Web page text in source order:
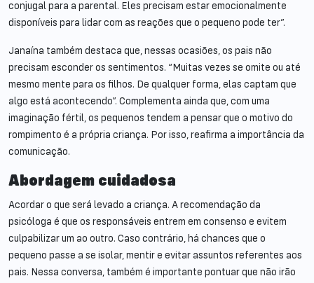
conjugal para a parental. Eles precisam estar emocionalmente
disponíveis para lidar com as reações que o pequeno pode ter”.
Janaína também destaca que, nessas ocasiões, os pais não
precisam esconder os sentimentos. “Muitas vezes se omite ou até
mesmo mente para os filhos. De qualquer forma, elas captam que
algo está acontecendo”. Complementa ainda que, com uma
imaginação fértil, os pequenos tendem a pensar que o motivo do
rompimento é a própria criança. Por isso, reafirma a importância da
comunicação.
Abordagem cuidadosa
Acordar o que será levado a criança. A recomendação da
psicóloga é que os responsáveis entrem em consenso e evitem
culpabilizar um ao outro. Caso contrário, há chances que o
pequeno passe a se isolar, mentir e evitar assuntos referentes aos
pais. Nessa conversa, também é importante pontuar que não irão